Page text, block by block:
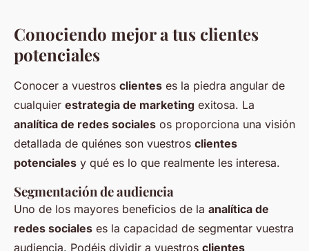
Conociendo mejor a tus clientes
potenciales
Conocer a vuestros clientes es la piedra angular de
cualquier estrategia de marketing exitosa. La
analítica de redes sociales os proporciona una visión
detallada de quiénes son vuestros clientes
potenciales y qué es lo que realmente les interesa.
Segmentación de audiencia
Uno de los mayores beneficios de la analítica de
redes sociales es la capacidad de segmentar vuestra
audiencia. Podéis dividir a vuestros clientes